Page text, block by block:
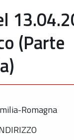
(Parte
Romagna